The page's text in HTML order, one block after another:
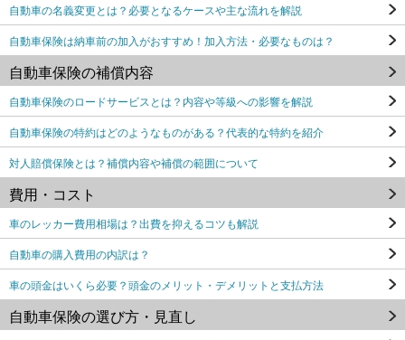
自動車の名義変更とは？必要となるケースや主な流れを解説
自動車保険は納車前の加入がおすすめ！加入方法・必要なものは？
自動車保険の補償内容
自動車保険のロードサービスとは？内容や等級への影響を解説
自動車保険の特約はどのようなものがある？代表的な特約を紹介
対人賠償保険とは？補償内容や補償の範囲について
費用・コスト
車のレッカー費用相場は？出費を抑えるコツも解説
自動車の購入費用の内訳は？
車の頭金はいくら必要？頭金のメリット・デメリットと支払方法
自動車保険の選び方・見直し